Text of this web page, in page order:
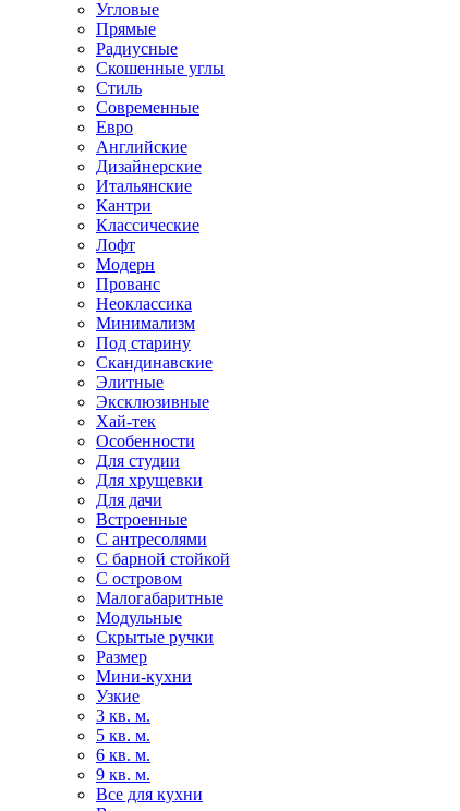
Угловые
Прямые
Радиусные
Скошенные углы
Стиль
Современные
Евро
Английские
Дизайнерские
Итальянские
Кантри
Классические
Лофт
Модерн
Прованс
Неоклассика
Минимализм
Под старину
Скандинавские
Элитные
Эксклюзивные
Хай-тек
Особенности
Для студии
Для хрущевки
Для дачи
Встроенные
С антресолями
С барной стойкой
С островом
Малогабаритные
Модульные
Скрытые ручки
Размер
Мини-кухни
Узкие
3 кв. м.
5 кв. м.
6 кв. м.
9 кв. м.
Все для кухни